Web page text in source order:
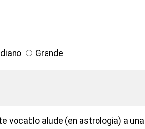
Grande
vocablo alude (en astrología) a una